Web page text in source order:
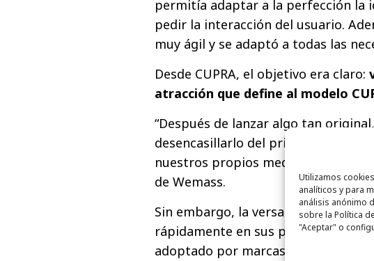
Utilizamos
analíticos y para
análisis anónimo
sobre la Política
"Aceptar" o
permitía adaptar a la perfección la
pedir la interacción del usuario.
muy ágil y se adaptó a todas las
Desde CUPRA, el objetivo era claro:
atracción que define al modelo
“Después de lanzar algo tan
desencasillarlo del primer caso de
nuestros propios medios”, explica
de Wemass.
Sin embargo, la versatilidad del
rápidamente en sus primeros seis
adoptado por marcas de perfumes,